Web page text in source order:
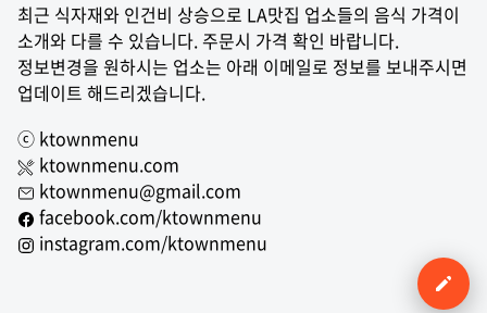
최근 식자재와 인건비 상승으로 LA맛집 업소들의 음식 가격이
소개와 다를 수 있습니다. 주문시 가격 확인 바랍니다.
정보변경을 원하시는 업소는 아래 이메일로 정보를 보내주시면
업데이트 해드리겠습니다.
ⓒ ktownmenu
ktownmenu.com
ktownmenu@gmail.com
facebook.com/ktownmenu
instagram.com/ktownmenu